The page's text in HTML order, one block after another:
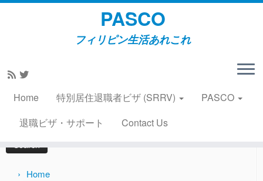
Skip
content
PASCO
フィリピン生活あれこれ
Home 特別居住退職者ビザ (SRRV)
PASCO
退職ビザ・サポート
Contact Us
Home
2010年6月13日
Search
Home